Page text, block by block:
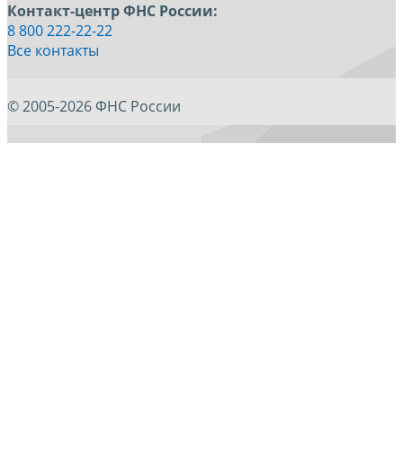
Контакт-центр ФНС России:
8 800 222-22-22
Все контакты
© 2005-2026 ФНС России